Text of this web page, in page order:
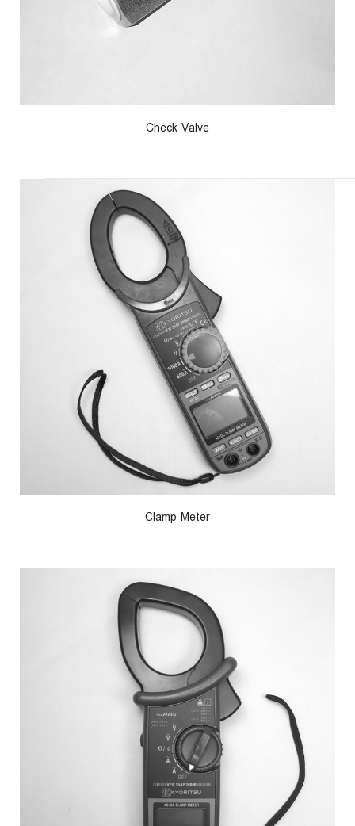
Check Valve
Clamp Meter